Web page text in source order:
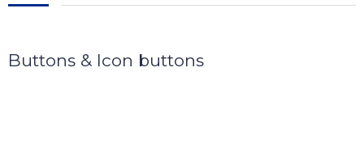
Buttons & Icon buttons